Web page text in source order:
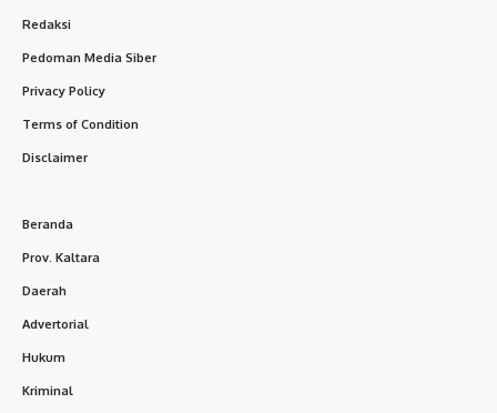
Redaksi
Pedoman Media Siber
Privacy Policy
Terms of Condition
Disclaimer
Beranda
Prov. Kaltara
Daerah
Advertorial
Hukum
Kriminal